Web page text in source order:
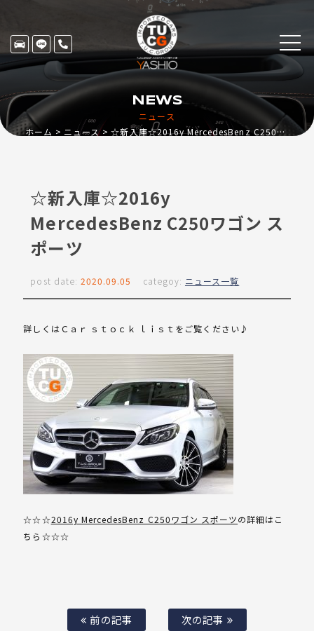
ニュース
NEWS
ホーム ニュース ☆新入庫☆2016y MercedesBenz C250ワゴン スポーツ
☆新入庫☆2016y
MercedesBenz C250ワゴン ス
ポーツ
post date: 2020.09.05 categoy: ニュース一覧
詳しくはＣａｒ ｓｔｏｃｋ ｌｉｓｔをご覧ください♪
☆☆☆2016y MercedesBenz C250ワゴン スポーツの詳細はこ
ちら☆☆☆
前の記事 次の記事